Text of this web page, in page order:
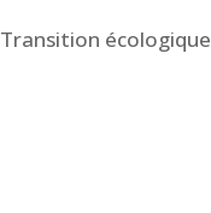
Transition écologique